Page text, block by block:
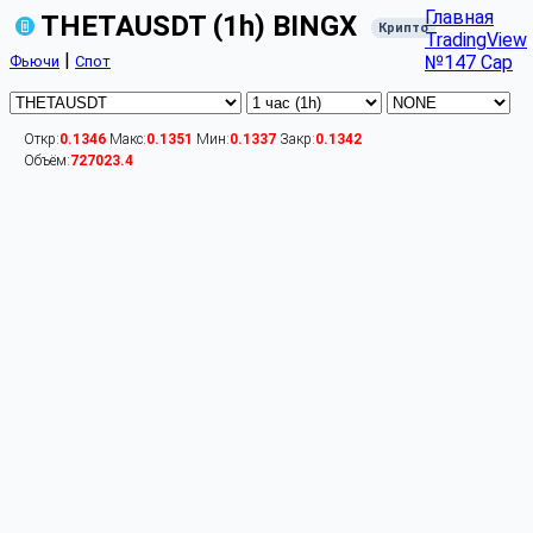
THETAUSDT (1h) BINGX Крипто
Фьючи | Спот
Главная
TradingView
№147 Cap
Откр:0.1346 Макс:0.1351 Мин:0.1337 Закр:0.1342
Объём:727023.4